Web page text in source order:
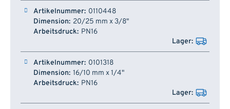
0110448
20/25 mm x 3/8"
PN16
0101318
16/10 mm x 1/4"
PN16